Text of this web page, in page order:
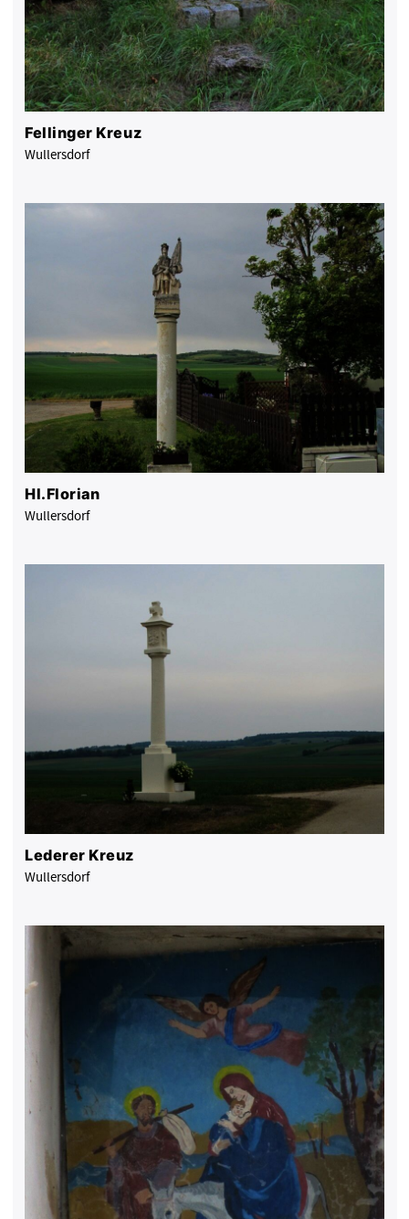
Fellinger Kreuz
Wullersdorf
Hl.Florian
Wullersdorf
Lederer Kreuz
Wullersdorf